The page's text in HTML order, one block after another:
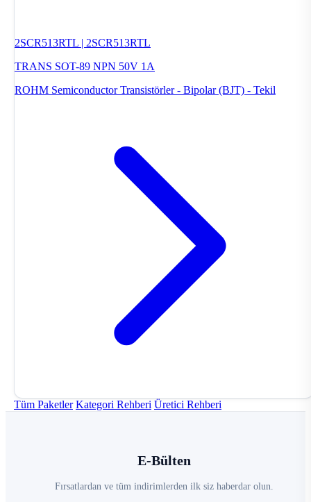
2SCR513RTL | 2SCR513RTL
TRANS SOT-89 NPN 50V 1A
ROHM Semiconductor Transistörler - Bipolar (BJT) - Tekil
Tüm Paketler Kategori Rehberi Üretici Rehberi
E-Bülten
Fırsatlardan ve tüm indirimlerden ilk siz haberdar olun.